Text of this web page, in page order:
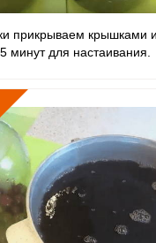
прикрываем крышками
минут для настаивания.